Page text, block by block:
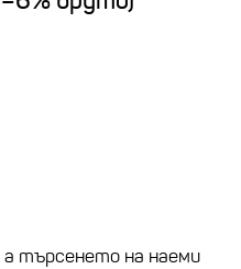
търсенето на наеми